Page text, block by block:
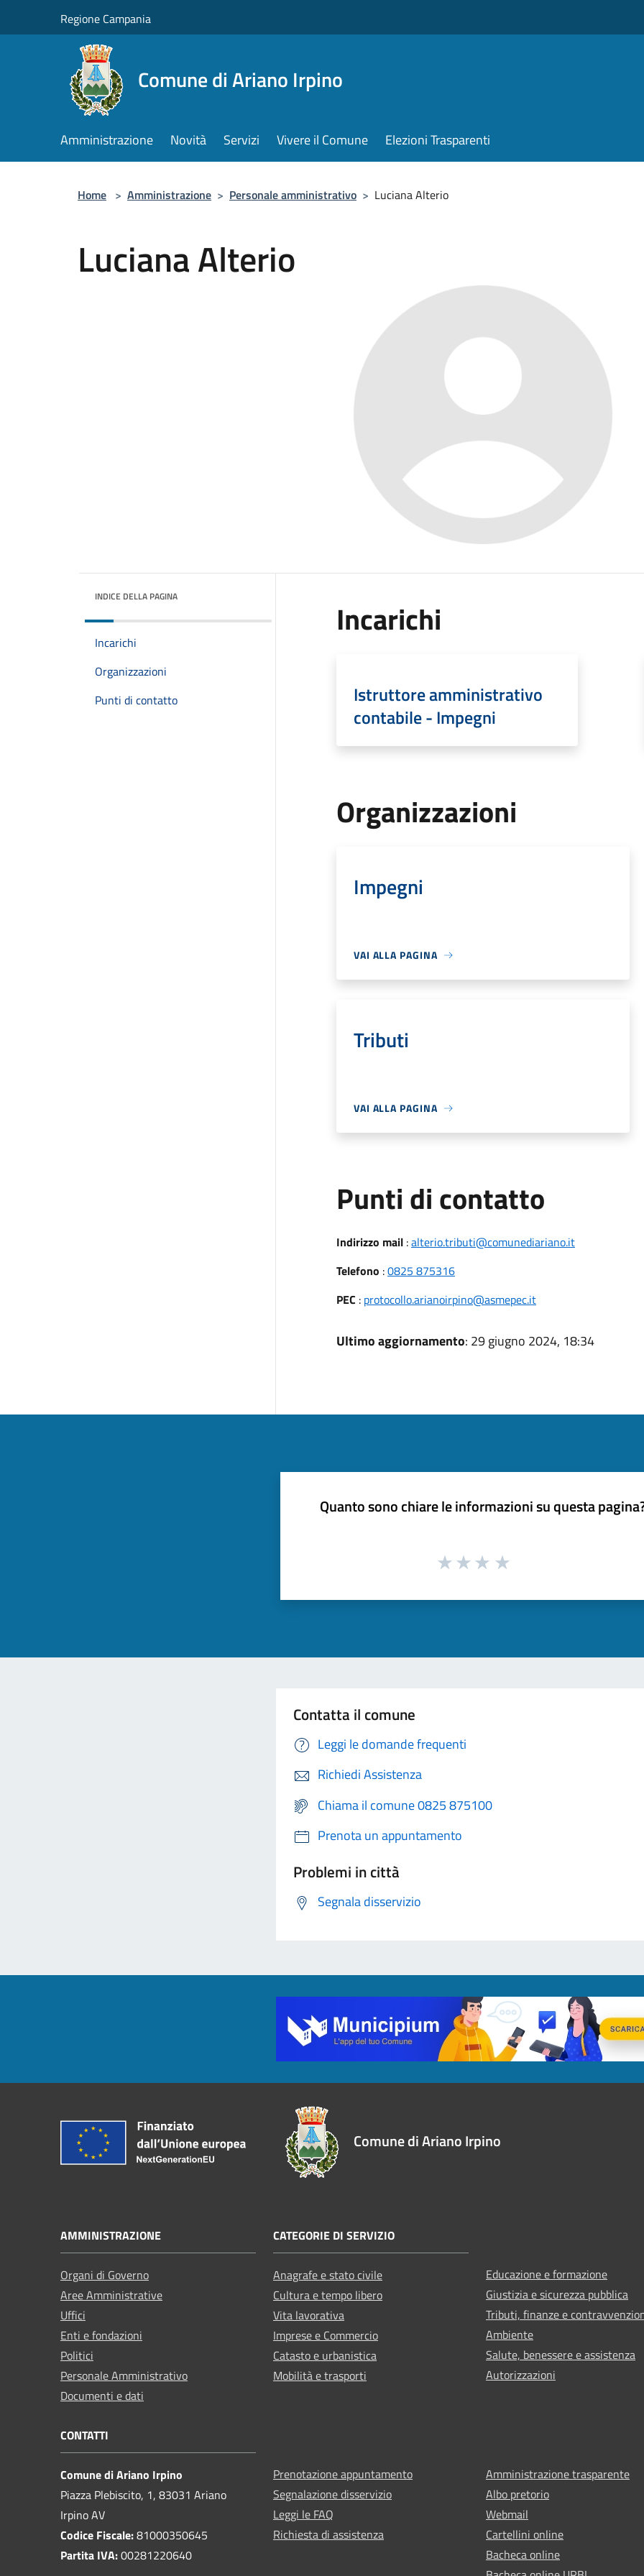
Regione Campania
Comune di Ariano Irpino
Amministrazione Novità Servizi Vivere il Comune Elezioni Trasparenti
Home > Amministrazione > Personale amministrativo > Luciana Alterio
Luciana Alterio
INDICE DELLA PAGINA
Incarichi
Organizzazioni
Punti di contatto
Incarichi
Istruttore amministrativo
contabile - Impegni
Organizzazioni
Impegni
VAI ALLA PAGINA
Tributi
VAI ALLA PAGINA
Punti di contatto
Indirizzo mail:alterio.tributi@comunediariano.it
Telefono :0825 875316
PEC : protocollo.arianoirpino@asmepec.it
Ultimo aggiornamento: 29 giugno 2024, 18:34
Quanto sono chiare le informazioni su questa
Contatta il comune
Leggi le domande frequenti
Richiedi Assistenza
Chiama il comune 0825 875100
Prenota un appuntamento
Problemi in città
Segnala disservizio
Comune di Ariano Irpino
AMMINISTRAZIONE
Organi di Governo
Aree Amministrative
Uffici
Enti e fondazioni
Politici
Personale Amministrativo
Documenti e dati
CATEGORIE DI SERVIZIO
Anagrafe e stato civile
Cultura e tempo libero
Vita lavorativa
Imprese e Commercio
Catasto e urbanistica
Mobilità e trasporti
Educazione e formazione
Giustizia e sicurezza pubblica
Tributi, finanze e
Ambiente
Salute, benessere e assistenza
Autorizzazioni
CONTATTI
Comune di Ariano Irpino
Piazza Plebiscito, 1, 83031 Ariano
Irpino AV
Codice Fiscale:81000350645
Partita IVA:00281220640
Prenotazione appuntamento
Segnalazione disservizio
Leggi le FAQ
Richiesta di assistenza
Amministrazione trasparente
Albo pretorio
Webmail
Cartellini online
Bacheca online